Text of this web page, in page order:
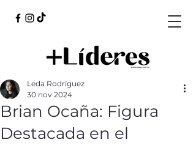
Brian Ocaña: Figura
Destacada en el
Leda Rodríguez
30 nov 2024